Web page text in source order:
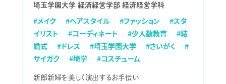
埼玉学園大学 経済経営学部 経済経営学科
#メイク #ヘアスタイル #ファッション
#スタ
イリスト
#コーディネート #少人数教育
#結
婚式
#ドレス #埼玉学園大学 #さいがく
#
サイガク
#埼学 #コスチューム
新郎新婦を美しく演出するお手伝い